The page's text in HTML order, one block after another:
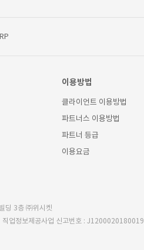
이용방법
클라이언트 이용방법
파트너스 이용방법
파트너 등급
이용요금
딩 3층 ㈜위시켓
직업정보제공사업 신고번호 : J1200020180019